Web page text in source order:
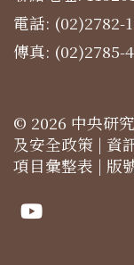
電話: (02)2782-
傳真: (02)2785-
© 2026 中央研
及安全政策 | 資
項目彙整表 | 版
Youtube